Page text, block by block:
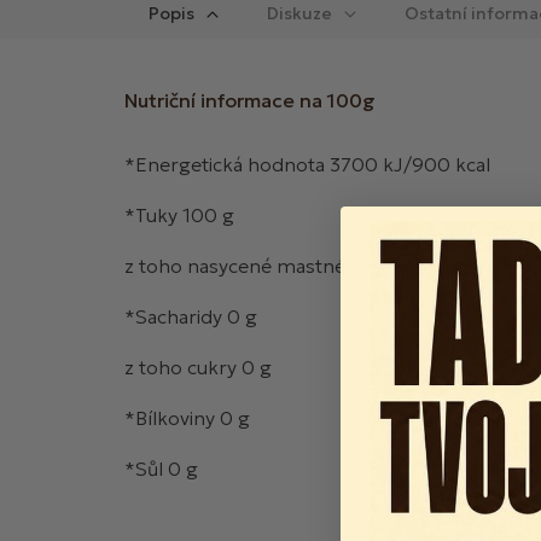
Popis Diskuze Ostatní
Nutriční informace na 100g
*Energetická hodnota 3700 kJ/900 kcal
*Tuky 100 g
z toho nasycené mastné kyseliny 15 g
*Sacharidy 0 g
z toho cukry 0 g
*Bílkoviny 0 g
*Sůl 0 g